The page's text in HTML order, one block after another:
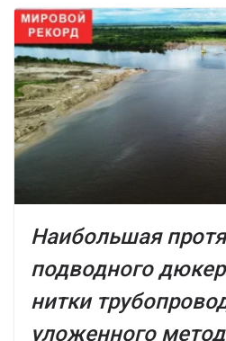
Наибольшая
подводного
нитки
уложенного